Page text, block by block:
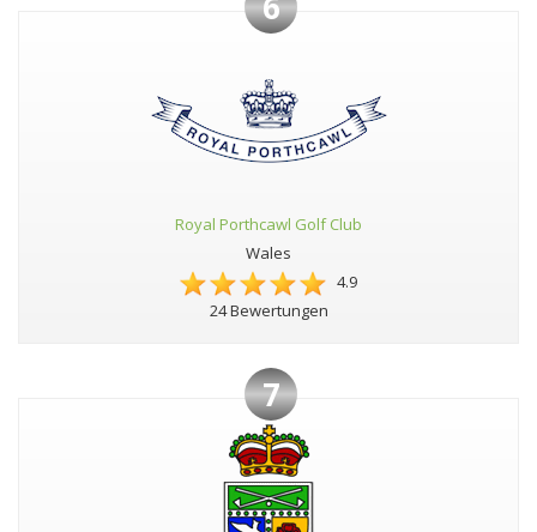
Royal Porthcawl Golf Club
Wales
4.9
24 Bewertungen
7